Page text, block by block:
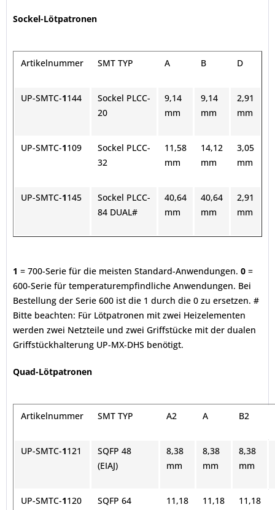
Sockel-Lötpatronen
Artikelnummer SMT TYP A B D
UP-SMTC-1144
Sockel PLCC-
20
9,14
mm
9,14
mm
2,91
mm
UP-SMTC-1109
Sockel PLCC-
32
11,58
mm
14,12
mm
3,05
mm
UP-SMTC-1145
Sockel PLCC-
84 DUAL#
40,64
mm
40,64
mm
2,91
mm
1 = 700-Serie für die meisten Standard-Anwendungen. 0 =
600-Serie für temperaturempfindliche Anwendungen. Bei
Bestellung der Serie 600 ist die 1 durch die 0 zu ersetzen. #
Bitte beachten: Für Lötpatronen mit zwei Heizelementen
werden zwei Netzteile und zwei Griffstücke mit der dualen
Griffstückhalterung UP-MX-DHS benötigt.
Quad-Lötpatronen
Artikelnummer SMT TYP A2 A B2
UP-SMTC-1121
SQFP 48
(EIAJ)
8,38
mm
8,38
mm
8,38
mm
UP-SMTC-1120
SQFP 64
11,18
11,18
11,18